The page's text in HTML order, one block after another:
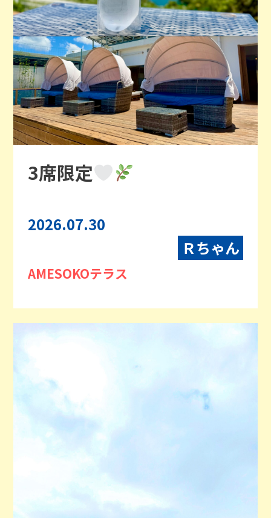
3席限定
2026.07.30
Ｒちゃん
AMESOKOテラス